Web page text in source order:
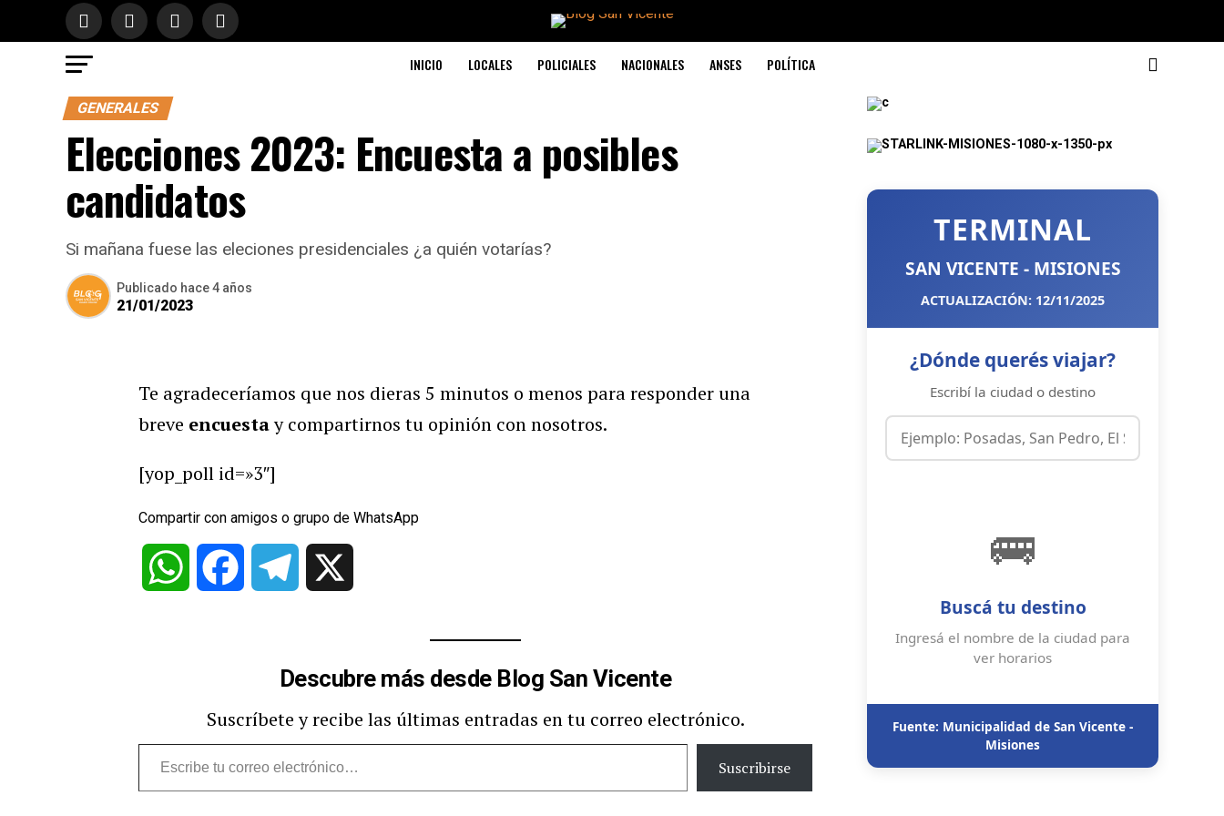
INICIO LOCALES POLICIALES NACIONALES ANSES POLÍTICA
GENERALES
Elecciones 2023: Encuesta a posibles
candidatos
Si mañana fuese las eleciones presidenciales ¿a quién votarías?
Publicado hace 4 años
21/01/2023
Te agradeceríamos que nos dieras 5 minutos o menos para responder una
breve encuestay compartirnos tu opinión con nosotros.
[yop_poll id=»3″]
Compartir con amigos o grupo de WhatsApp
WhatsApp Facebook Telegram
Descubre más desde Blog San Vicente
Suscríbete y recibe las últimas entradas en tu correo electrónico.
Escribe
tu
Suscribirse
TERMINAL
SAN VICENTE - MISIONES
ACTUALIZACIÓN: 12/11/2025
¿Dónde querés viajar?
Escribí la ciudad o destino
🚌
Buscá tu destino
Ingresá el nombre de la ciudad para
ver horarios
Fuente: Municipalidad de San Vicente -
Misiones